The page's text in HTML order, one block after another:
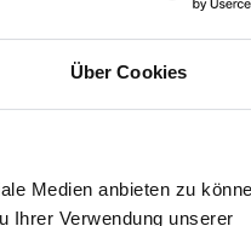
Über Cookies
Medien anbieten zu
Ihrer Verwendung unserer
Dieses Produkt ist
besonders gut
Nachfüllpack oil